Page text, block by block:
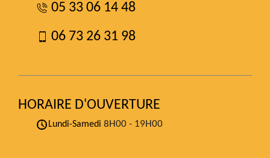
05 33 06 14 48
06 73 26 31 98
HORAIRE D'OUVERTURE
Lundi-Samedi 8H00 - 19H00